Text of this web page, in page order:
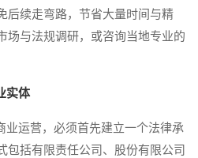
后续走弯路，节省大量时间与精
场与法规调研，或咨询当地专业的
实体
运营，必须首先建立一个法律承
包括有限责任公司、股份有限公司